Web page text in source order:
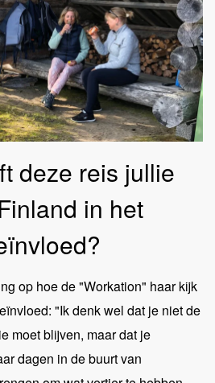
deze reis jullie
in het
op hoe de "Workation" haar kijk
"Ik denk wel dat je niet de
moet blijven, maar dat je
dagen in de buurt van